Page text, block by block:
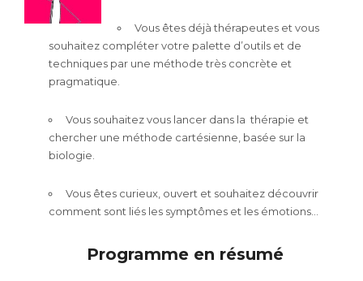
Vous êtes déjà thérapeutes et vous
souhaitez compléter votre palette d’outils et de
techniques par une méthode très concrète et
pragmatique.
Vous souhaitez vous lancer dans la thérapie et
chercher une méthode cartésienne, basée sur la
biologie.
Vous êtes curieux, ouvert et souhaitez découvrir
comment sont liés les symptômes et les émotions…
Programme en résumé